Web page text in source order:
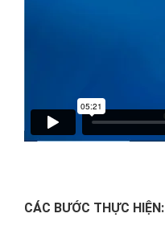
CÁC BƯỚC THỰC HIỆN: